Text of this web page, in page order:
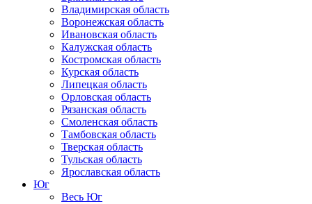
Владимирская область
Воронежская область
Ивановская область
Калужская область
Костромская область
Курская область
Липецкая область
Орловская область
Рязанская область
Смоленская область
Тамбовская область
Тверская область
Тульская область
Ярославская область
Юг
Весь Юг